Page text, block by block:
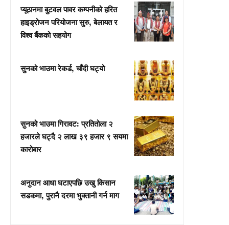
प्यूठानमा बुटवल पावर कम्पनीको हरित
हाइड्रोजन परियोजना सुरु, बेलायत र
विश्व बैंकको सहयोग
सुनको भाउमा रेकर्ड, चाँदी घट्यो
सुनको भाउमा गिरावट: प्रतितोला २
हजारले घट्दै २ लाख ३९ हजार ९ सयमा
कारोबार
अनुदान आधा घटाएपछि उखु किसान
सडकमा, पुरानै दरमा भुक्तानी गर्न माग